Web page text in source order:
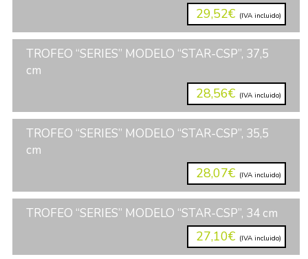
29,52€ (IVA incluido)
TROFEO “SERIES” MODELO “STAR-CSP”, 37,5
cm
28,56€ (IVA incluido)
TROFEO “SERIES” MODELO “STAR-CSP”, 35,5
cm
28,07€ (IVA incluido)
TROFEO “SERIES” MODELO “STAR-CSP”, 34 cm
27,10€ (IVA incluido)